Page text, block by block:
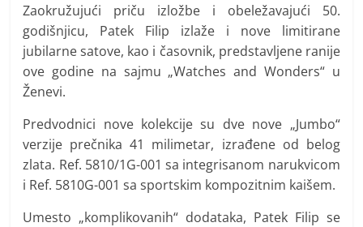
Zaokružujući priču izložbe i obeležavajući 50.
godišnjicu, Patek Filip izlaže i nove limitirane
jubilarne satove, kao i časovnik, predstavljene ranije
ove godine na sajmu „Watches and Wonders“ u
Ženevi.
Predvodnici nove kolekcije su dve nove „Jumbo“
verzije prečnika 41 milimetar, izrađene od belog
zlata. Ref. 5810/1G-001 sa integrisanom narukvicom
i Ref. 5810G-001 sa sportskim kompozitnim kaišem.
Umesto „komplikovanih“ dodataka, Patek Filip se